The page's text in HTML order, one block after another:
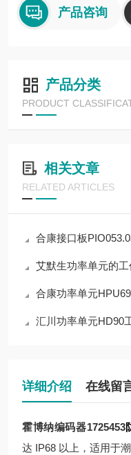
产品咨询
产品分类
PRODUCT
相关文章
RELATED ARTICLES
合康接口板
艾默生功率单元的
合康功率单元
汇川功率单元HD90工作
详细介绍 在线留
霍博纳编码器1725453
达 IP68 以上，适用于